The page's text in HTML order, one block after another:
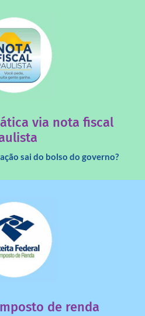
via nota fiscal
sai do bolso do governo?
mais
de renda
ir para o governo?
mais